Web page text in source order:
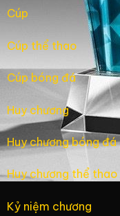
Cúp
Cúp thể thao
Cúp bóng đá
Huy chương
Huy chương bóng đá
Huy chương thể thao
Kỷ niệm chương